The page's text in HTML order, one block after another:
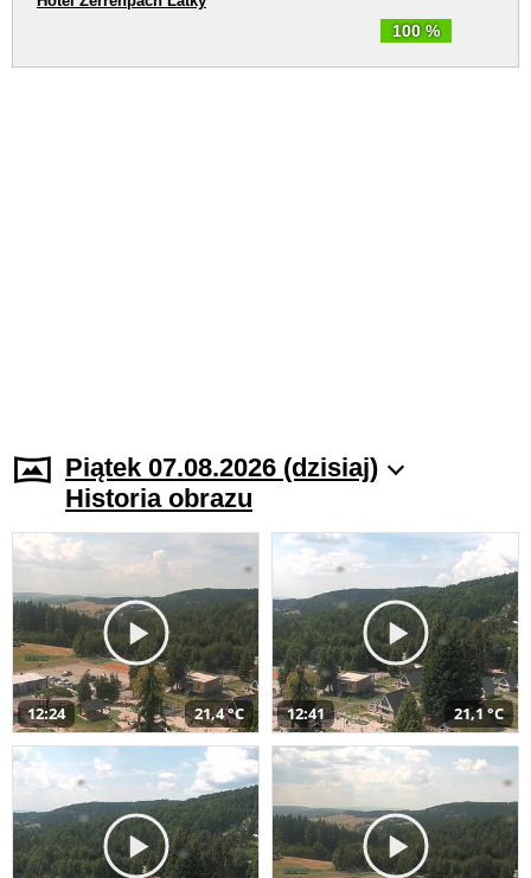
100 %
Piątek 07.08.2026 (dzisiaj)
Historia obrazu
12:24 21,4 °C 12:41 21,1 °C